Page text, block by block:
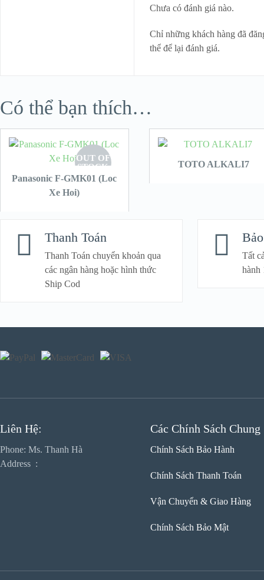
Chưa có đánh giá nào.
Chỉ những khách hàng đã
thể để lại đánh giá.
Có thể bạn thích…
OUT OF
STOCK
Panasonic F-GMK01 (Loc
Xe Hoi)
TOTO ALKALI7
Thanh Toán
Thanh Toán chuyển khoản qua
các ngân hàng hoặc hình thức
Ship Cod
Tất
hành
Liên Hệ:
Phone: Ms. Thanh Hà
Address :
Các Chính Sách Chung
Chính Sách Bảo Hành
Chính Sách Thanh Toán
Vận Chuyển & Giao Hàng
Chính Sách Bảo Mật